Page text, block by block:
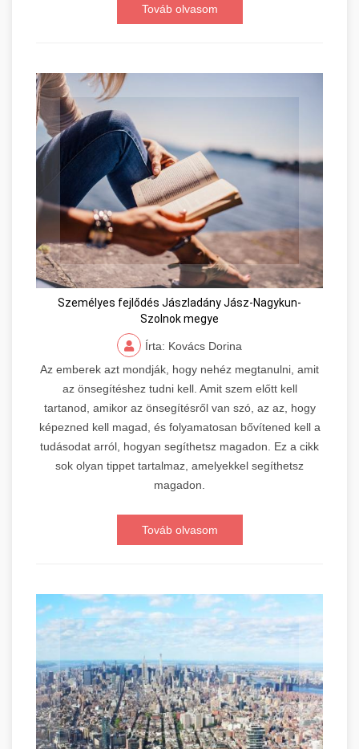
Továb olvasom
Személyes fejlődés Jászladány Jász-Nagykun-
Szolnok megye
Írta: Kovács Dorina
Az emberek azt mondják, hogy nehéz megtanulni, amit
az önsegítéshez tudni kell. Amit szem előtt kell
tartanod, amikor az önsegítésről van szó, az az, hogy
képezned kell magad, és folyamatosan bővítened kell a
tudásodat arról, hogyan segíthetsz magadon. Ez a cikk
sok olyan tippet tartalmaz, amelyekkel segíthetsz
magadon.
Továb olvasom